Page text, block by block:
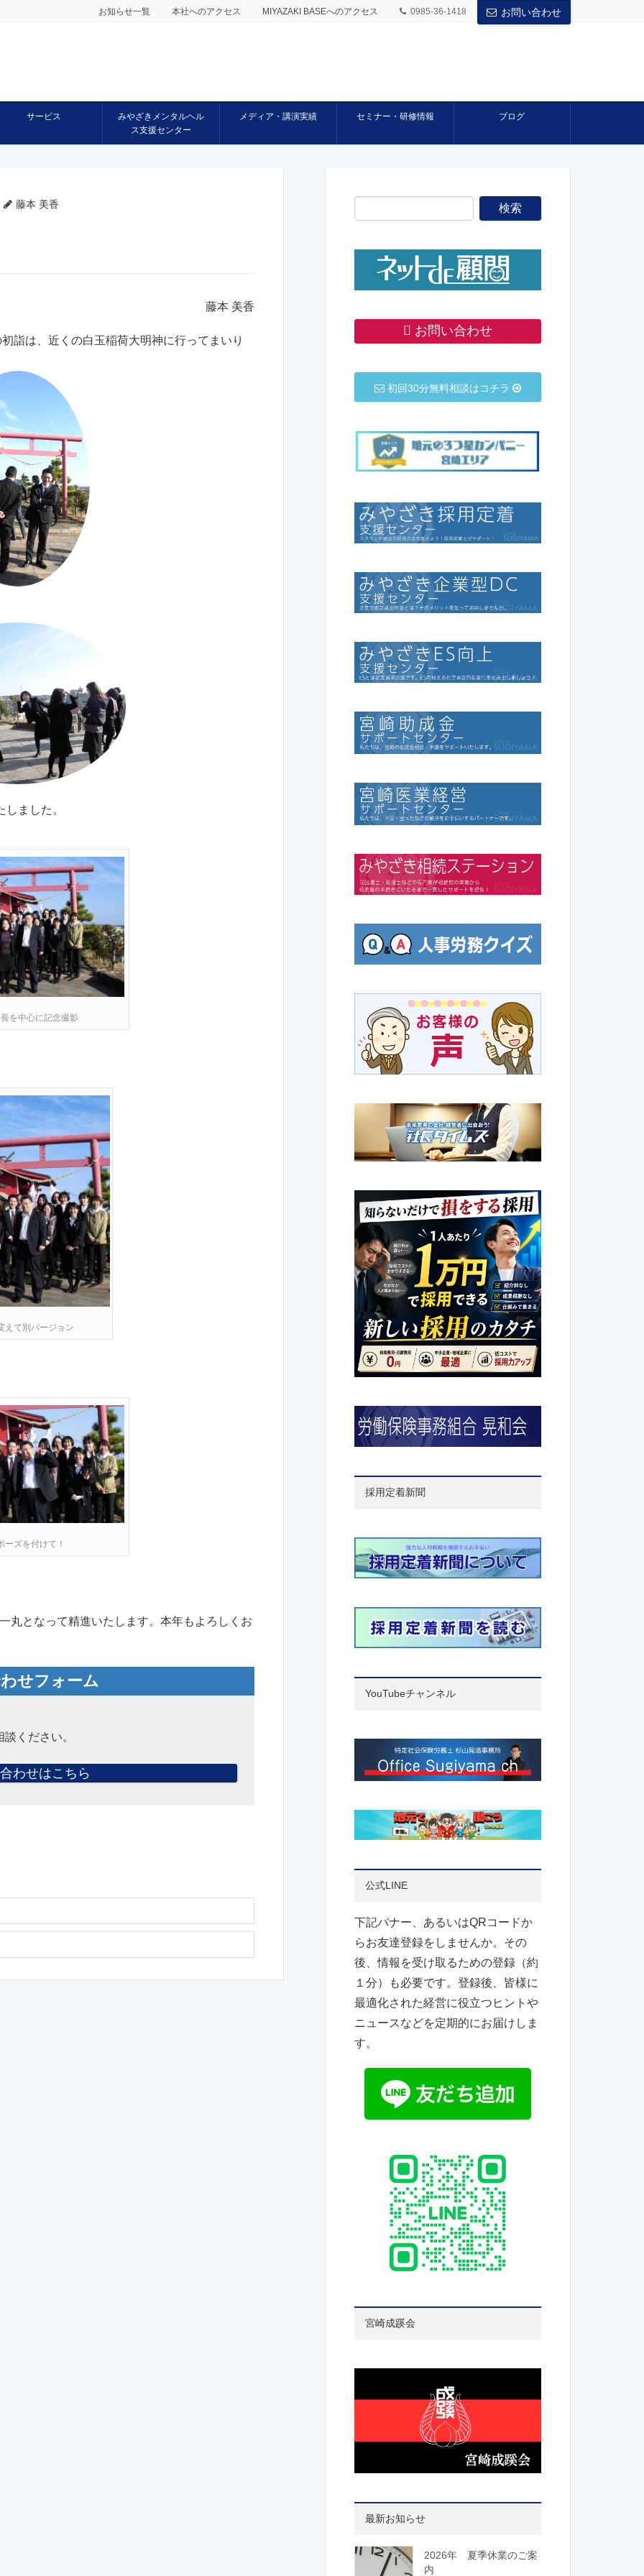
お知らせ一覧 本社へのアクセス MIYAZAKI BASEへのアクセス 0985-36-1418 お問い合わせ
サービス
みやざきメンタルヘル
ス支援センター
メディア・講演実績 セミナー・研修情報 ブログ
藤本 美香
藤本 美香
詣は、近くの白玉稲荷大明神に行ってまいり
ました。
を中心に記念撮影
えて別バージョン
ーズを付けて！
丸となって精進いたします。本年もよろしくお
せフォーム
ください。
わせはこちら
お問い合わせ
初回30分無料相談はコチラ
採用定着新聞
YouTubeチャンネル
公式LINE
下記バナー、あるいはQRコードか
らお友達登録をしませんか。その
後、情報を受け取るための登録（約
１分）も必要です。登録後、皆様に
最適化された経営に役立つヒントや
ニュースなどを定期的にお届けしま
す。
宮崎成蹊会
最新お知らせ
2026年 夏季休業のご案
内